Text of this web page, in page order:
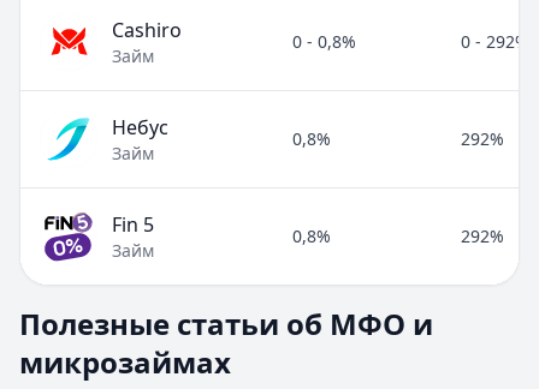
Cashiro
Займ
0 - 0,8% 0 - 292%
Небус
Займ
0,8% 292%
Fin 5
Займ
0,8% 292%
Раздел:МФО и микрозаймы. Всего статей: 8.
Займ под расписку
Полезные статьи об МФО и
микрозаймах